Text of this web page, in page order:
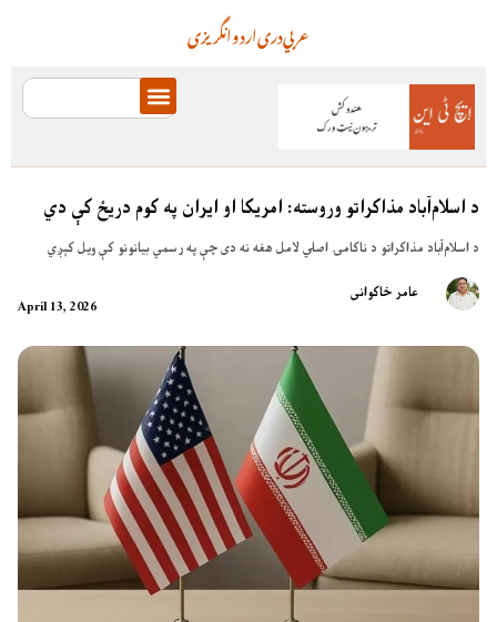
انگریزیاردودریعربي
د اسلام‌آباد مذاکراتو وروسته: امریکا او ایران په کوم دریځ کې دي
د اسلام‌آباد مذاکراتو د ناکامۍ اصلي لامل هغه نه دی چې په رسمي بیانونو کې ویل کېږي
April 13, 2026
عامر خاکوانی